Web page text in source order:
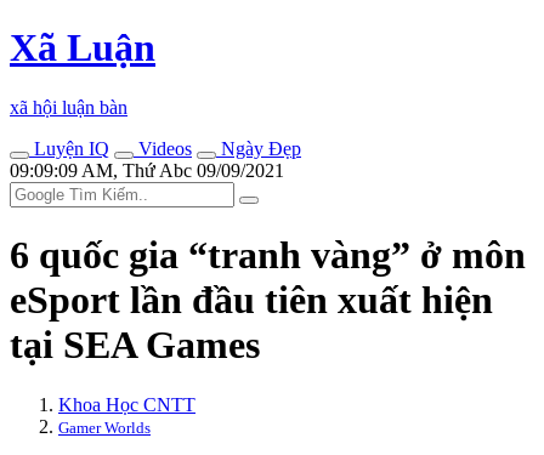
Xã Luận
xã hội luận bàn
Luyện IQ
Videos
Ngày Đẹp
09:09:09 AM, Thứ Abc 09/09/2021
6 quốc gia “tranh vàng” ở môn
eSport lần đầu tiên xuất hiện
tại SEA Games
Khoa Học CNTT
Gamer Worlds